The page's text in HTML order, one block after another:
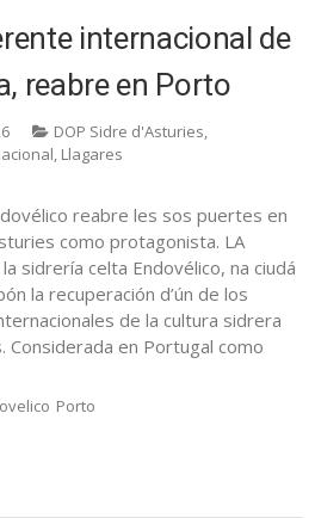
internacional de
reabre en Porto
DOP Sidre d'Asturies,
, Llagares
reabre les sos puertes en
como protagonista. LA
sidrería celta Endovélico, na ciudá
la recuperación d’ún de los
de la cultura sidrera
Considerada en Portugal como
Porto